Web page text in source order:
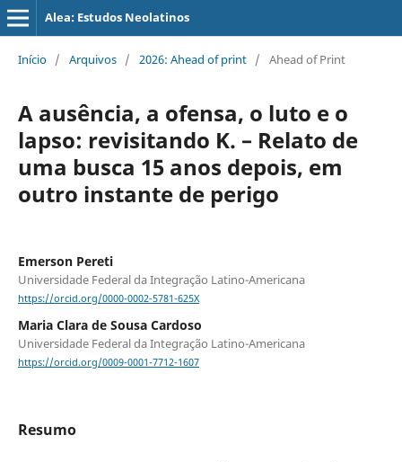
Alea: Estudos Neolatinos
Início / Arquivos / 2026: Ahead of print / Ahead of Print
A ausência, a ofensa, o luto e o
lapso: revisitando K. – Relato de
uma busca 15 anos depois, em
outro instante de perigo
Emerson Pereti
Universidade Federal da Integração Latino-Americana
https://orcid.org/0000-0002-5781-625X
Maria Clara de Sousa Cardoso
Universidade Federal da Integração Latino-Americana
https://orcid.org/0009-0001-7712-1607
Resumo